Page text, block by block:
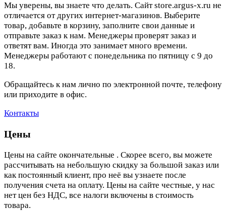
Мы уверены, вы знаете что делать. Сайт store.argus-x.ru не
отличается от других интернет-магазинов. Выберите
товар, добавьте в корзину, заполните свои данные и
отправьте заказ к нам. Менеджеры проверят заказ и
ответят вам. Иногда это занимает много времени.
Менеджеры работают с понедельника по пятницу с 9 до
18.
Обращайтесь к нам лично по электронной почте, телефону
или приходите в офис.
Контакты
Цены
Цены на сайте окончательные . Скорее всего, вы можете
рассчитывать на небольшую скидку за большой заказ или
как постоянный клиент, про неё вы узнаете после
получения счета на оплату. Цены на сайте честные, у нас
нет цен без НДС, все налоги включены в стоимость
товара.